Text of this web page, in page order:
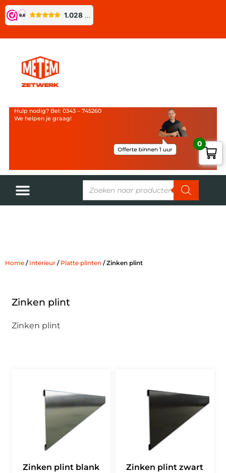
Hulp nodig? Bel: 0343 – 745260
We helpen je graag!
Home / Interieur / Platte plinten / Zinken plint
Zinken plint
Zinken plint
Zinken plint blank Zinken plint zwart
0